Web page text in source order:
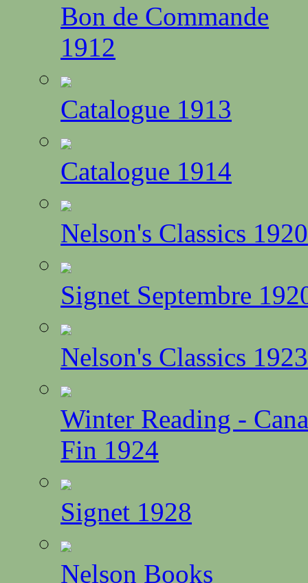
Bon de Commande
1912
Catalogue 1913
Catalogue 1914
Nelson's Classics 1920
Signet Septembre
Nelson's Classics 1923
Winter Reading -
Fin 1924
Signet 1928
Nelson Books